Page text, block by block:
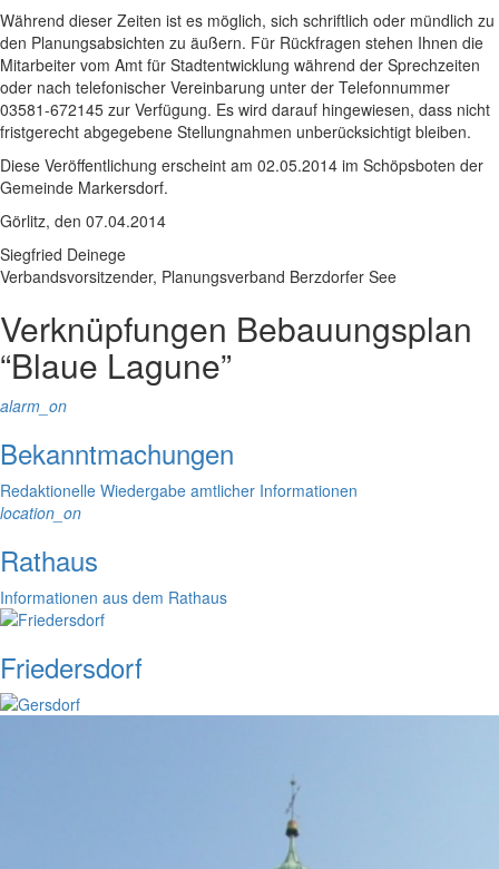
Während dieser Zeiten ist es möglich, sich schriftlich oder mündlich zu
den Planungsabsichten zu äußern. Für Rückfragen stehen Ihnen die
Mitarbeiter vom Amt für Stadtentwicklung während der Sprechzeiten
oder nach telefonischer Vereinbarung unter der Telefonnummer
03581-672145 zur Verfügung. Es wird darauf hingewiesen, dass nicht
fristgerecht abgegebene Stellungnahmen unberücksichtigt bleiben.
Diese Veröffentlichung erscheint am 02.05.2014 im Schöpsboten der
Gemeinde Markersdorf.
Görlitz, den 07.04.2014
Siegfried Deinege
Verbandsvorsitzender, Planungsverband Berzdorfer See
Verknüpfungen Bebauungsplan
“Blaue Lagune”
alarm_on
Bekanntmachungen
Redaktionelle Wiedergabe amtlicher Informationen
location_on
Rathaus
Informationen aus dem Rathaus
Friedersdorf